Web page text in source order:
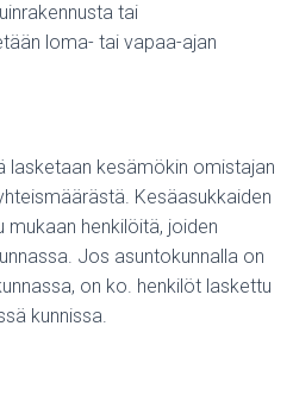
tai
loma- tai vapaa-ajan
lasketaan kesämökin omistajan
Kesäasukkaiden
henkilöitä, joiden
Jos asuntokunnalla on
on ko. henkilöt laskettu
kunnissa.